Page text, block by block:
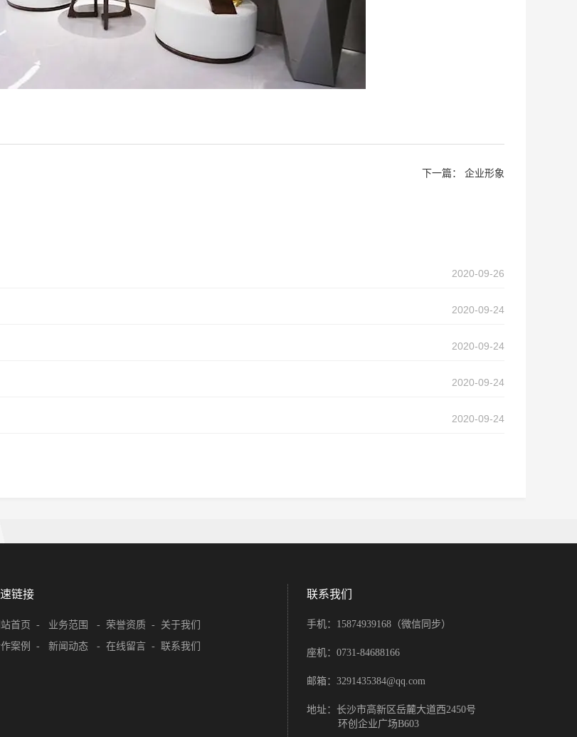
下一篇： 企业形象
2020-09-26
2020-09-24
2020-09-24
2020-09-24
2020-09-24
链接 联系我们
首页
  -
业务范围
   -
荣誉资质
  -
关于我们
案例
  -
新闻动态
   -
在线留言
  -
联系我们
手机：15874939168 （微信同步）
座机：0731-84688166
邮箱：3291435384@qq.com
地址：长沙市高新区岳麓大道西2450号
           环创企业广场B603